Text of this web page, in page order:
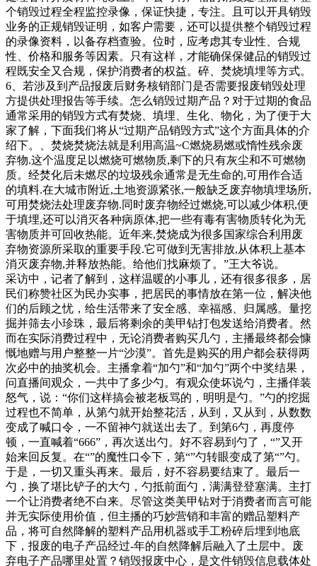
个销毁过程全程监控录像，保证快捷，专注。且可以开具销毁
业务的正规销毁证明，如客户需要，还可以提供整个销毁过程
的录像资料，以备存档查验。位时，应考虑其专业性、合规
性、价格和服务等因素。只有这样，才能确保保健品的销毁过
程既安全又合规，保护消费者的权益。碎、焚烧填埋等方式。
6、若涉及到产品报废后财务核销部门是否需要报废销毁处理
方提供处理报告等手续。怎么销毁过期产品？对于过期的食品
通常采用的销毁方式有焚烧、填埋、生化、物化，为了便于大
家了解，下面我们将从“过期产品销毁方式”这个方面具体的介
绍下。、焚烧焚烧法就是利用高温~C燃烧易燃或惰性残余废
弃物.这个温度足以燃烧可燃物质,剩下的只有灰尘和不可燃物
质。经焚化后未燃尽的垃圾残余通常是无生命的,可用作合适
的填料.在大城市附近,土地资源紧张,一般缺乏废弃物填埋场所,
可用焚烧法处理废弃物.同时废弃物经过燃烧,可以减少体积,便
于填埋,还可以消灭各种病原体,把一些有毒有害物质转化为无
害物质并可回收热能。近年来,焚烧成为很多国家综合利用废
弃物资源所采取的重要手段.它可做到无害排放,从体积上基本
消灭废弃物,并释放热能。给他们找麻烦了。”王大爷说。
采访中，记者了解到，这样温暖的小事儿，还有很多很多，居
民们称赞社区为民办实事，把居民的事情放在第一位，解决他
们的后顾之忧，给生活带来了安全感、幸福感、归属感。量挖
掘并筛去小珍珠，最后将剩余的美甲钻打包发送给消费者。然
而在实际消费过程中，无论消费者购买几勺，主播最终都会慷
慨地赠与用户整整一片“沙漠”。首先是购买的用户都会获得两
次必中的抽奖机会。主播拿着“加勺”和“加勺”两个中奖结果，
问直播间观众，一共中了多少勺。有观众使坏说勺，主播佯装
怒气，说：“你们这样搞会被老板骂的，明明是勺。”勺的挖掘
过程也不简单，从第勺就开始整花活，从到，又从到，从数数
变成了喊口令，一不留神勺就送出去了。到第6勺，再度停
顿，一直喊着“666”，再次送出勺。好不容易到勺了，“”又开
始来回反复。在“”的魔性口令下，第“”勺转眼变成了第“”勺。
于是，一切又重头再来。最后，好不容易要结束了。最后一
勺，换了堪比铲子的大勺，勺抵前面勺，满满登登塞满。主打
一个让消费者绝不白来。尽管这类美甲钻对于消费者而言可能
并无实际使用价值，但主播的巧妙营销和丰富的赠品塑料产
品，将可自然降解的塑料产品用机器或手工粉碎后埋到地底
下，报废的电子产品经过-年的自然降解后融入了土层中。废
弃电子产品哪里处置？销毁报废中心，是文件销毁信息载体处